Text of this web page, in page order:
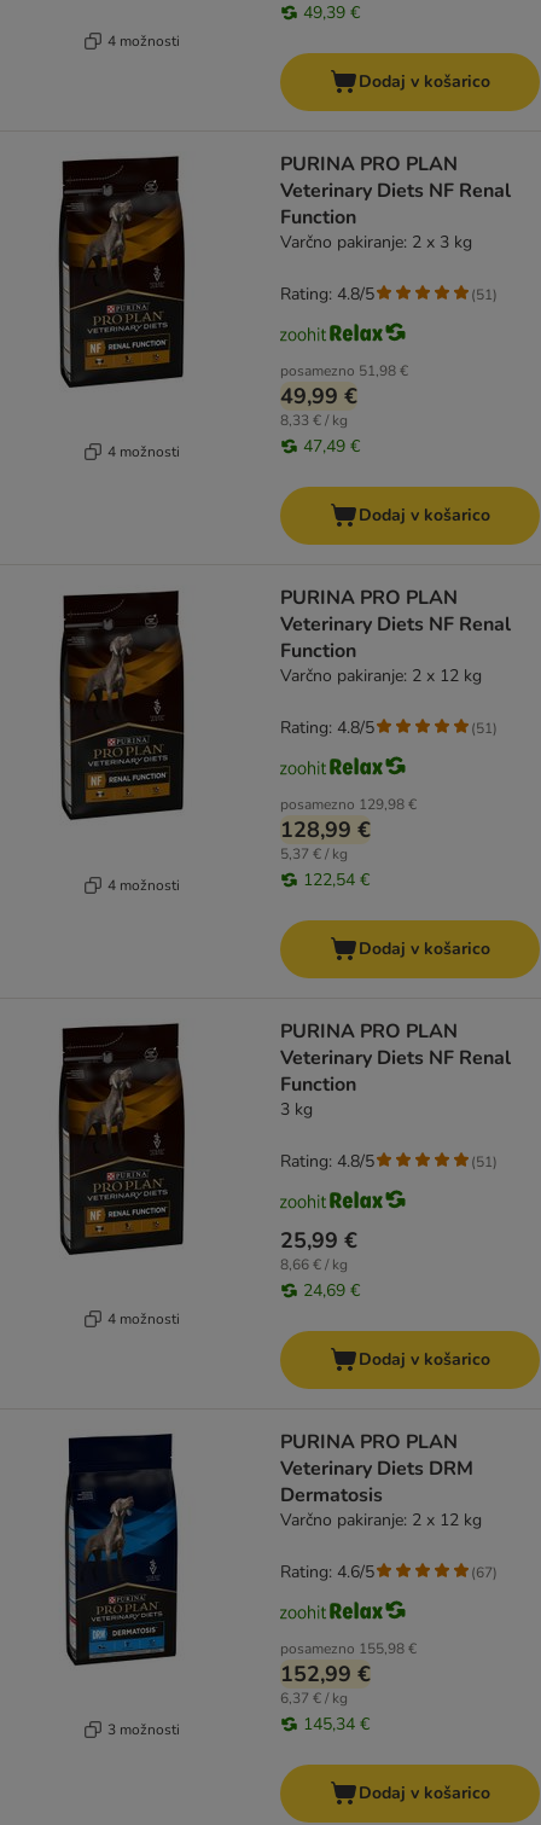
4 možnosti
49,39 €
Dodaj v košarico
4 možnosti
PURINA PRO PLAN
Veterinary Diets NF Renal
Function
Varčno pakiranje: 2 x 3 kg
posamezno 51,98 €
49,99 €
8,33 € / kg
47,49 €
Rating: 4.8/5 (51)
Dodaj v košarico
4 možnosti
PURINA PRO PLAN
Veterinary Diets NF Renal
Function
Varčno pakiranje: 2 x 12 kg
posamezno 129,98 €
128,99 €
5,37 € / kg
122,54 €
Rating: 4.8/5 (51)
Dodaj v košarico
4 možnosti
PURINA PRO PLAN
Veterinary Diets NF Renal
Function
3 kg
25,99 €
8,66 € / kg
24,69 €
Rating: 4.8/5 (51)
Dodaj v košarico
3 možnosti
PURINA PRO PLAN
Veterinary Diets DRM
Dermatosis
Varčno pakiranje: 2 x 12 kg
posamezno 155,98 €
152,99 €
6,37 € / kg
145,34 €
Rating: 4.6/5 (67)
Dodaj v košarico